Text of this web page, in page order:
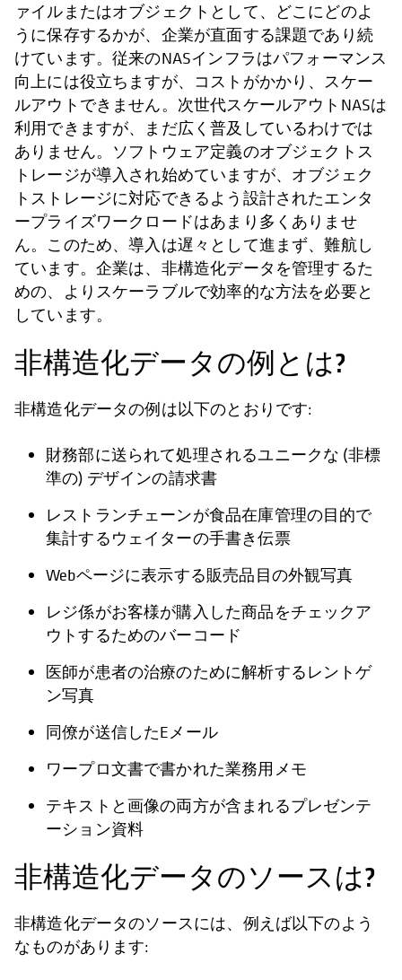
ァイルまたはオブジェクトとして、どこにどのよ
うに保存するかが、企業が直面する課題であり続
けています。従来のNASインフラはパフォーマンス
向上には役立ちますが、コストがかかり、スケー
ルアウトできません。次世代スケールアウトNASは
利用できますが、まだ広く普及しているわけでは
ありません。ソフトウェア定義のオブジェクトス
トレージが導入され始めていますが、オブジェク
トストレージに対応できるよう設計されたエンタ
ープライズワークロードはあまり多くありませ
ん。このため、導入は遅々として進まず、難航し
ています。企業は、非構造化データを管理するた
めの、よりスケーラブルで効率的な方法を必要と
しています。
非構造化データの例とは?
非構造化データの例は以下のとおりです:
財務部に送られて処理されるユニークな (非標
準の) デザインの請求書
レストランチェーンが食品在庫管理の目的で
集計するウェイターの手書き伝票
Webページに表示する販売品目の外観写真
レジ係がお客様が購入した商品をチェックア
ウトするためのバーコード
医師が患者の治療のために解析するレントゲ
ン写真
同僚が送信したEメール
ワープロ文書で書かれた業務用メモ
テキストと画像の両方が含まれるプレゼンテ
ーション資料
非構造化データのソースは?
非構造化データのソースには、例えば以下のよう
なものがあります: